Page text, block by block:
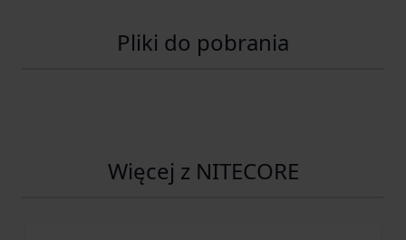
Pliki do pobrania
Więcej z NITECORE